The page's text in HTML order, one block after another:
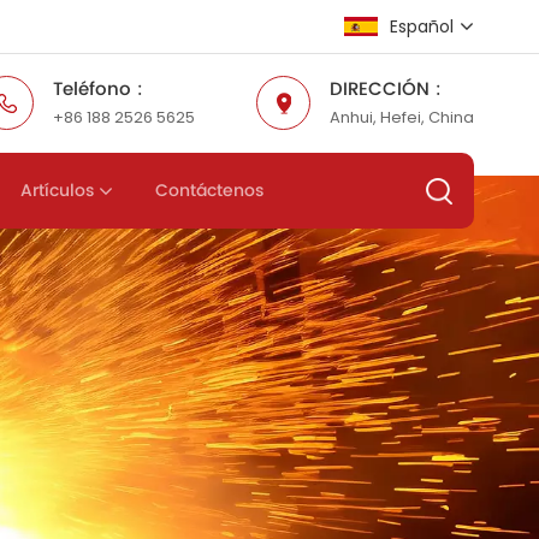
Español
English
Español
عربي
Teléfono :
+86 188 2526 5625
DIRECCIÓN :
Anhui, Hefei, China
Artículos Contáctenos